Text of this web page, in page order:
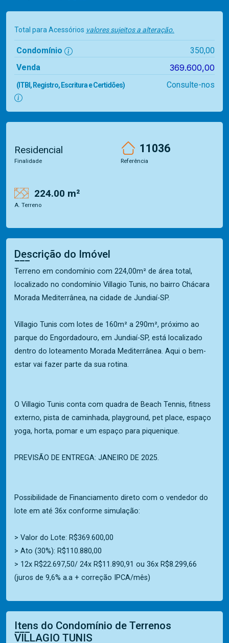
Total para Acessórios valores sujeitos a alteração.
Condomínio
350,00
Venda
369.600,00
(ITBI, Registro, Escritura e Certidões) Consulte-nos
Residencial
Finalidade
11036
Referência
224.00 m²
A. Terreno
Descrição do Imóvel
Terreno em condomínio com 224,00m² de área total,
localizado no condomínio Villagio Tunis, no bairro Chácara
Morada Mediterrânea, na cidade de Jundiaí-SP.
Villagio Tunis com lotes de 160m² a 290m², próximo ao
parque do Engordadouro, em Jundiaí-SP, está localizado
dentro do loteamento Morada Mediterrânea. Aqui o bem-
estar vai fazer parte da sua rotina.
O Villagio Tunis conta com quadra de Beach Tennis, fitness
externo, pista de caminhada, playground, pet place, espaço
yoga, horta, pomar e um espaço para piquenique.
PREVISÃO DE ENTREGA: JANEIRO DE 2025.
Possibilidade de Financiamento direto com o vendedor do
lote em até 36x conforme simulação:
> Valor do Lote: R$369.600,00
> Ato (30%): R$110.880,00
> 12x R$22.697,50/ 24x R$11.890,91 ou 36x R$8.299,66
(juros de 9,6% a.a + correção IPCA/mês)
Itens do Condomínio de Terrenos
VILLAGIO TUNIS